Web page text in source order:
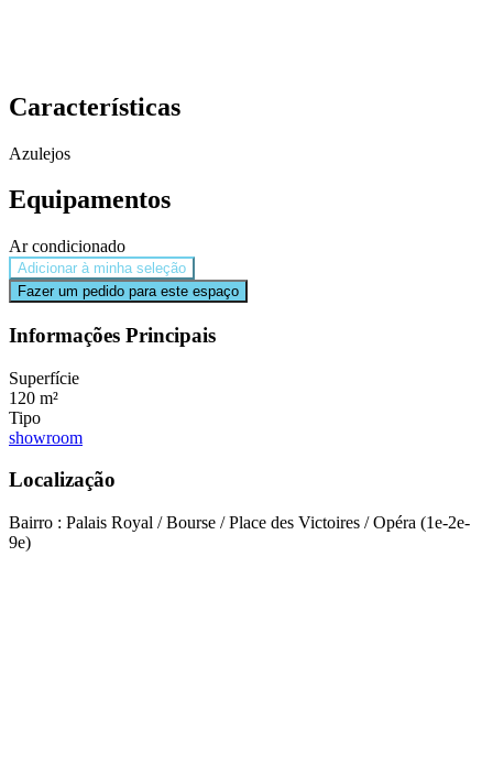
Características
Azulejos
Equipamentos
Ar condicionado
Adicionar à minha seleção
Fazer um pedido para este espaço
Informações Principais
Superfície
120 m²
Tipo
showroom
Localização
Bairro : Palais Royal / Bourse / Place des Victoires / Opéra (1e-2e-
9e)